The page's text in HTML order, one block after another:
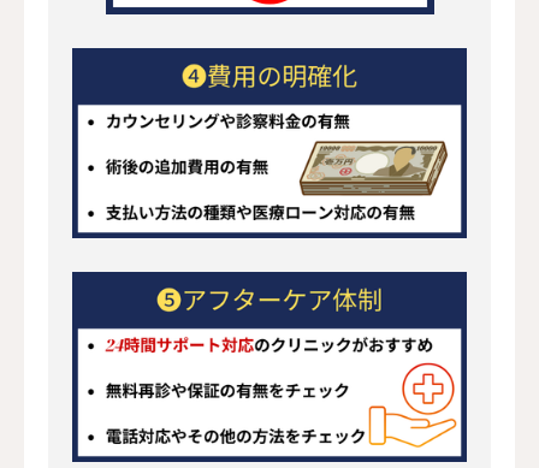
コンテンツ作成・運営ポリシー
お問合せ